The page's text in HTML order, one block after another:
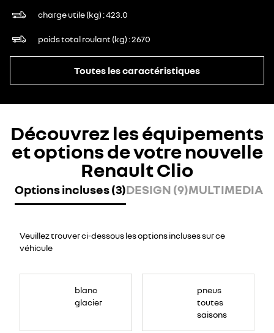
charge utile (kg) 423.0
poids total roulant (kg) 2670
Toutes les caractéristiques
Découvrez les équipements
et options de votre nouvelle
Renault Clio
Options incluses (3)DESIGN (9)MULTIMEDIA
Veuillez trouver ci-dessous les options incluses sur ce
véhicule
blanc
glacier
pneus
toutes
saisons